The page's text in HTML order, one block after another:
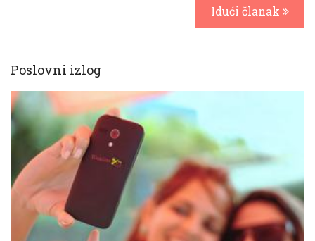
Idući članak
Poslovni izlog